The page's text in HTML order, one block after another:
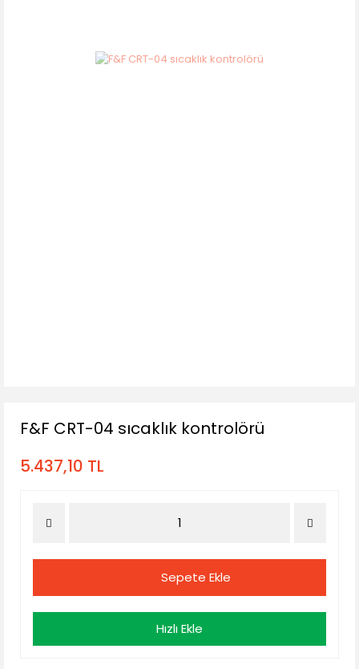
F&F CRT-04 sıcaklık kontrolörü
5.437,10 TL
Sepete Ekle
Hızlı Ekle